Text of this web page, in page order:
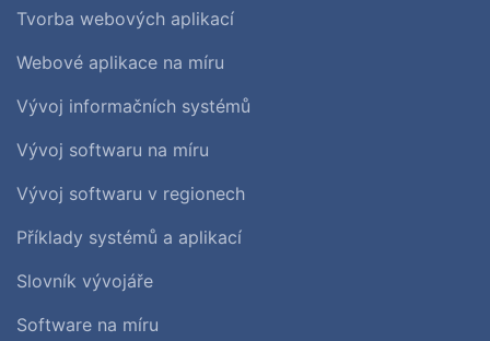
Tvorba webových aplikací
Webové aplikace na míru
Vývoj informačních systémů
Vývoj softwaru na míru
Vývoj softwaru v regionech
Příklady systémů a aplikací
Slovník vývojáře
Software na míru